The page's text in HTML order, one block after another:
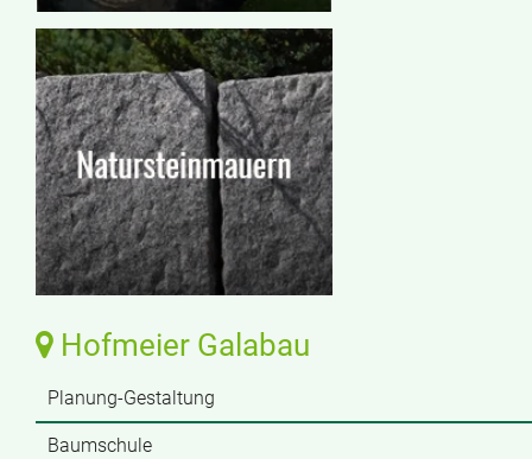
Hofmeier Galabau
Planung-Gestaltung
Baumschule